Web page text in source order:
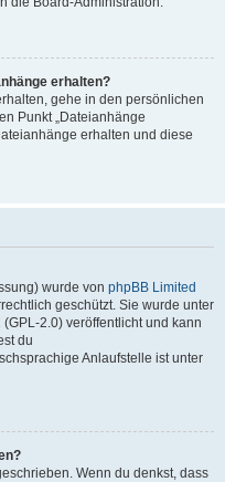
erhalten?
gehe in den persönlichen
Punkt „Dateianhänge
erhalten und diese
wurde von phpBB Limited
geschützt. Sie wurde unter
2.0) veröffentlicht und kann
du
Anlaufstelle ist unter
Wenn du denkst, dass